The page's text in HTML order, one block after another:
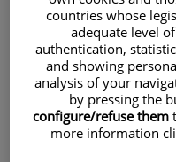
Pacientes y
countries whose
adequate level
authentication,
and showing
analysis of your
by pressing the
configure/refuse them
more information